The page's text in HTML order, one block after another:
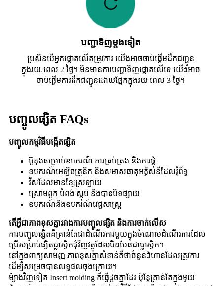
បញ្ជាទិញម្តងទៀត
ប្រសិនបើអ្នកផ្តោតលើតម្រូវការ យើងអាចចាប់ផ្តើមដឹកជញ្ជូន
ក្នុងរយៈពេល 2 ថ្ងៃ។ មិនមានការបញ្ជាទិញផ្តោតលើទេ យើងអាច
ចាប់ផ្តើមការដឹកជញ្ជូនដោយផ្នែកក្នុងរយៈពេល 3 ថ្ងៃ។
បញ្ចូលផ្សិត FAQs
បញ្ចូលកម្មវិធីបង្កើតផ្សិត
ប៊ូតុងសម្រាប់ឧបករណ៍ ការគ្រប់គ្រង និងការផ្គុំ
ឧបករណ៍អេឡិចត្រូនិក និងសមាសធាតុអគ្គិសនីដែលរុំព័ទ្ធ
វីសដែលមានខ្សែស្រឡាយ
ស្រោមពូក បំពង់ ស្តុប និងបានបិទផ្សាយ
ឧបករណ៍និងឧបករណ៍វេជ្ជសាស្ត្រ
តើអ្វីជាភាពខុសគ្នារវាងការបញ្ចូលផ្សិត និងការចាក់លើស
ការបញ្ចូលផ្សិតគឺគ្រាន់តែជាដំណើរការមួយក្នុងចំណោមដំណើរការដែល
ប្រើសម្រាប់ផ្សិតប្លាស្ទិកជុំវិញវត្ថុដែលមិនមែនជាប្លាស្ទិក។
នៅក្នុងពាក្យសាមញ្ញ ភាពខុសគ្នាសំខាន់គឺថាចំនួនជំហានដែលត្រូវការ
ដើម្បីសម្រេចបានលទ្ធផលចុងក្រោយ។
ម៉្យាងវិញទៀត Insert molding ក៏ធ្វើដូចគ្នាដែរ ប៉ុន្តែគ្រាន់តែក្នុងមួយ